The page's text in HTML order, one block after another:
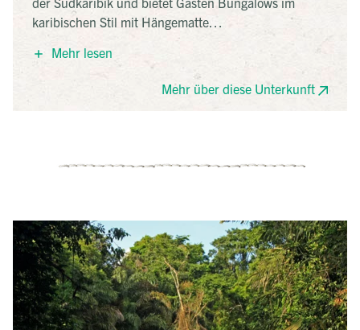
karibischen Stil mit Hängematte
und Deckenventilator. Außerdem finden Sie hier ein
Restaurant und einen kleinen Pool. Lassen Sie sich
am Morgen von den Brüllaffen wecken!
Mehr lesen
Mehr über diese Unterkunft